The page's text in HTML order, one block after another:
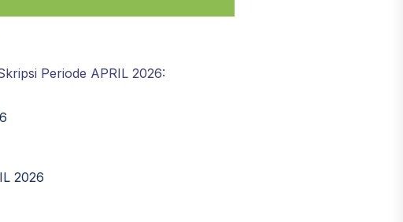
Periode APRIL 2026:
2026